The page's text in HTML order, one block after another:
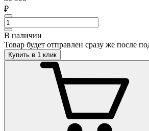
₽
В наличии
Товар будет отправлен сразу же после
Купить в 1 клик